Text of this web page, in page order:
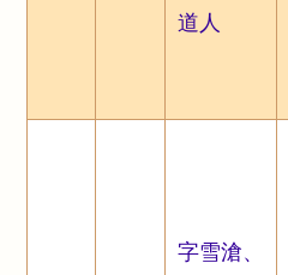
道人
字雪滄、